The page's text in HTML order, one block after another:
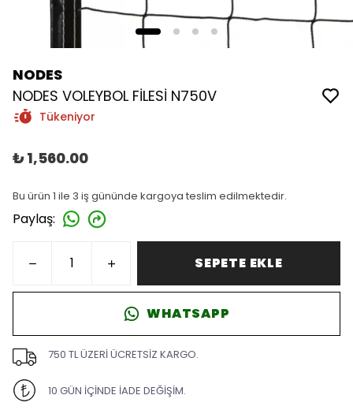
NODES
NODES VOLEYBOL FİLESİ N750V
Tükeniyor
₺ 1,560.00
Bu ürün 1 ile 3 iş gününde kargoya teslim edilmektedir.
Paylaş:
SEPETE EKLE
WHATSAPP
750 TL ÜZERİ ÜCRETSİZ KARGO.
10 GÜN İÇİNDE İADE DEĞİŞİM.